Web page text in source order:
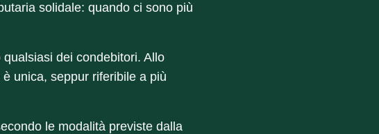
solidale: quando ci sono più
dei condebitori. Allo
unica, seppur riferibile a più
le modalità previste dalla